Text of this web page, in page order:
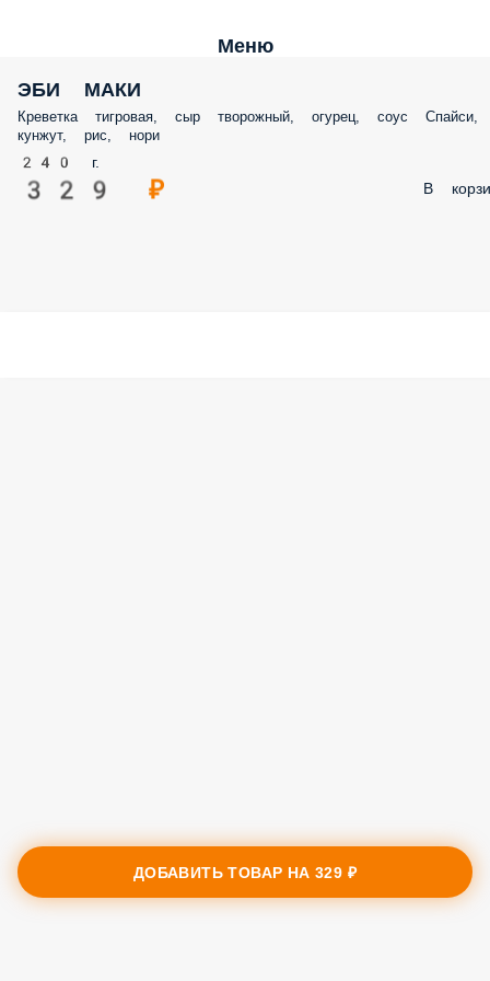
Меню
ЭБИ МАКИ
Креветка тигровая, сыр творожный, огурец, соус Спайси,
кунжут, рис, нори
240 г.
329 ₽ В
ДОБАВИТЬ ТОВАР НА329 ₽